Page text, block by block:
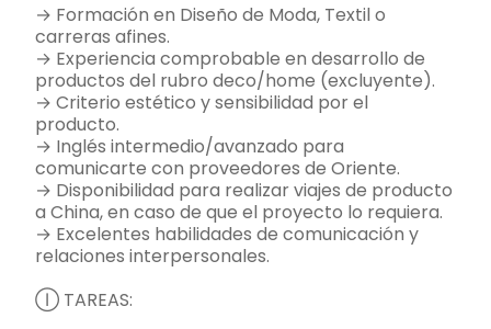
→ Formación en Diseño de Moda, Textil o
carreras afines.
→ Experiencia comprobable en desarrollo de
productos del rubro deco/home (excluyente).
→ Criterio estético y sensibilidad por el
producto.
→ Inglés intermedio/avanzado para
comunicarte con proveedores de Oriente.
→ Disponibilidad para realizar viajes de producto
a China, en caso de que el proyecto lo requiera.
→ Excelentes habilidades de comunicación y
relaciones interpersonales.
Ⓘ TAREAS: